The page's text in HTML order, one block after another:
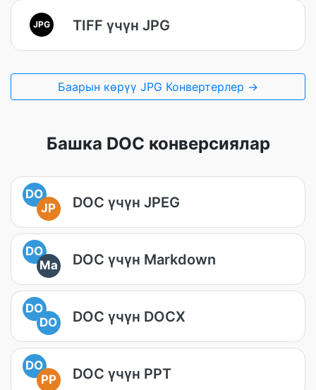
JPG TIFF үчүн JPG
Баарын көрүү JPG Конвертерлер →
Башка DOC конверсиялар
DO
JP
DOC үчүн JPEG
DO
Ma
DOC үчүн Markdown
DO
DO
DOC үчүн DOCX
DO
PP
DOC үчүн PPT